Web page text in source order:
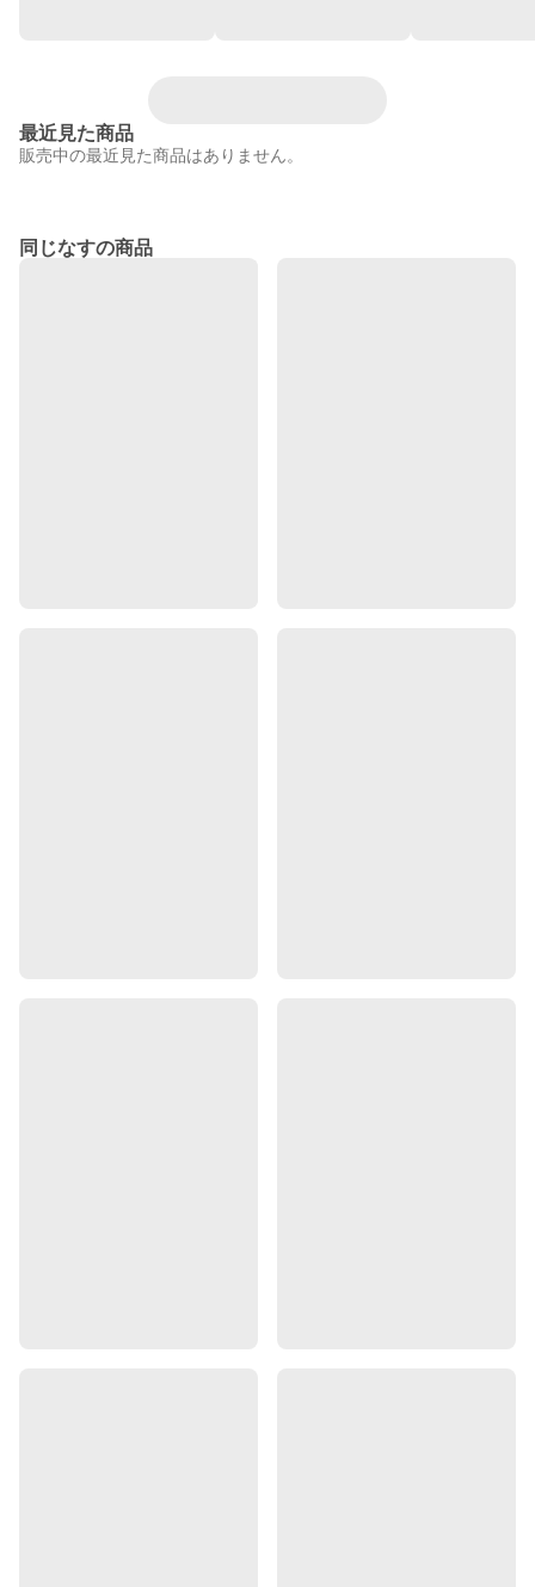
最近見た商品
販売中の最近見た商品はありません。
同じなすの商品